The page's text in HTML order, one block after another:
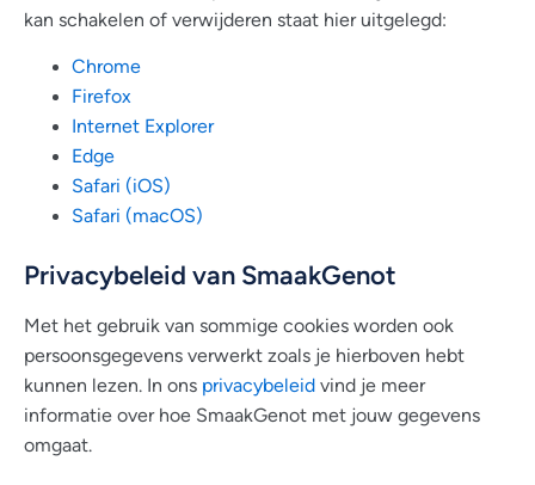
kan schakelen of verwijderen staat hier uitgelegd:
Chrome
Firefox
Internet Explorer
Edge
Safari (iOS)
Safari (macOS)
Privacybeleid van SmaakGenot
Met het gebruik van sommige cookies worden ook
persoonsgegevens verwerkt zoals je hierboven hebt
kunnen lezen. In ons privacybeleid vind je meer
informatie over hoe SmaakGenot met jouw gegevens
omgaat.